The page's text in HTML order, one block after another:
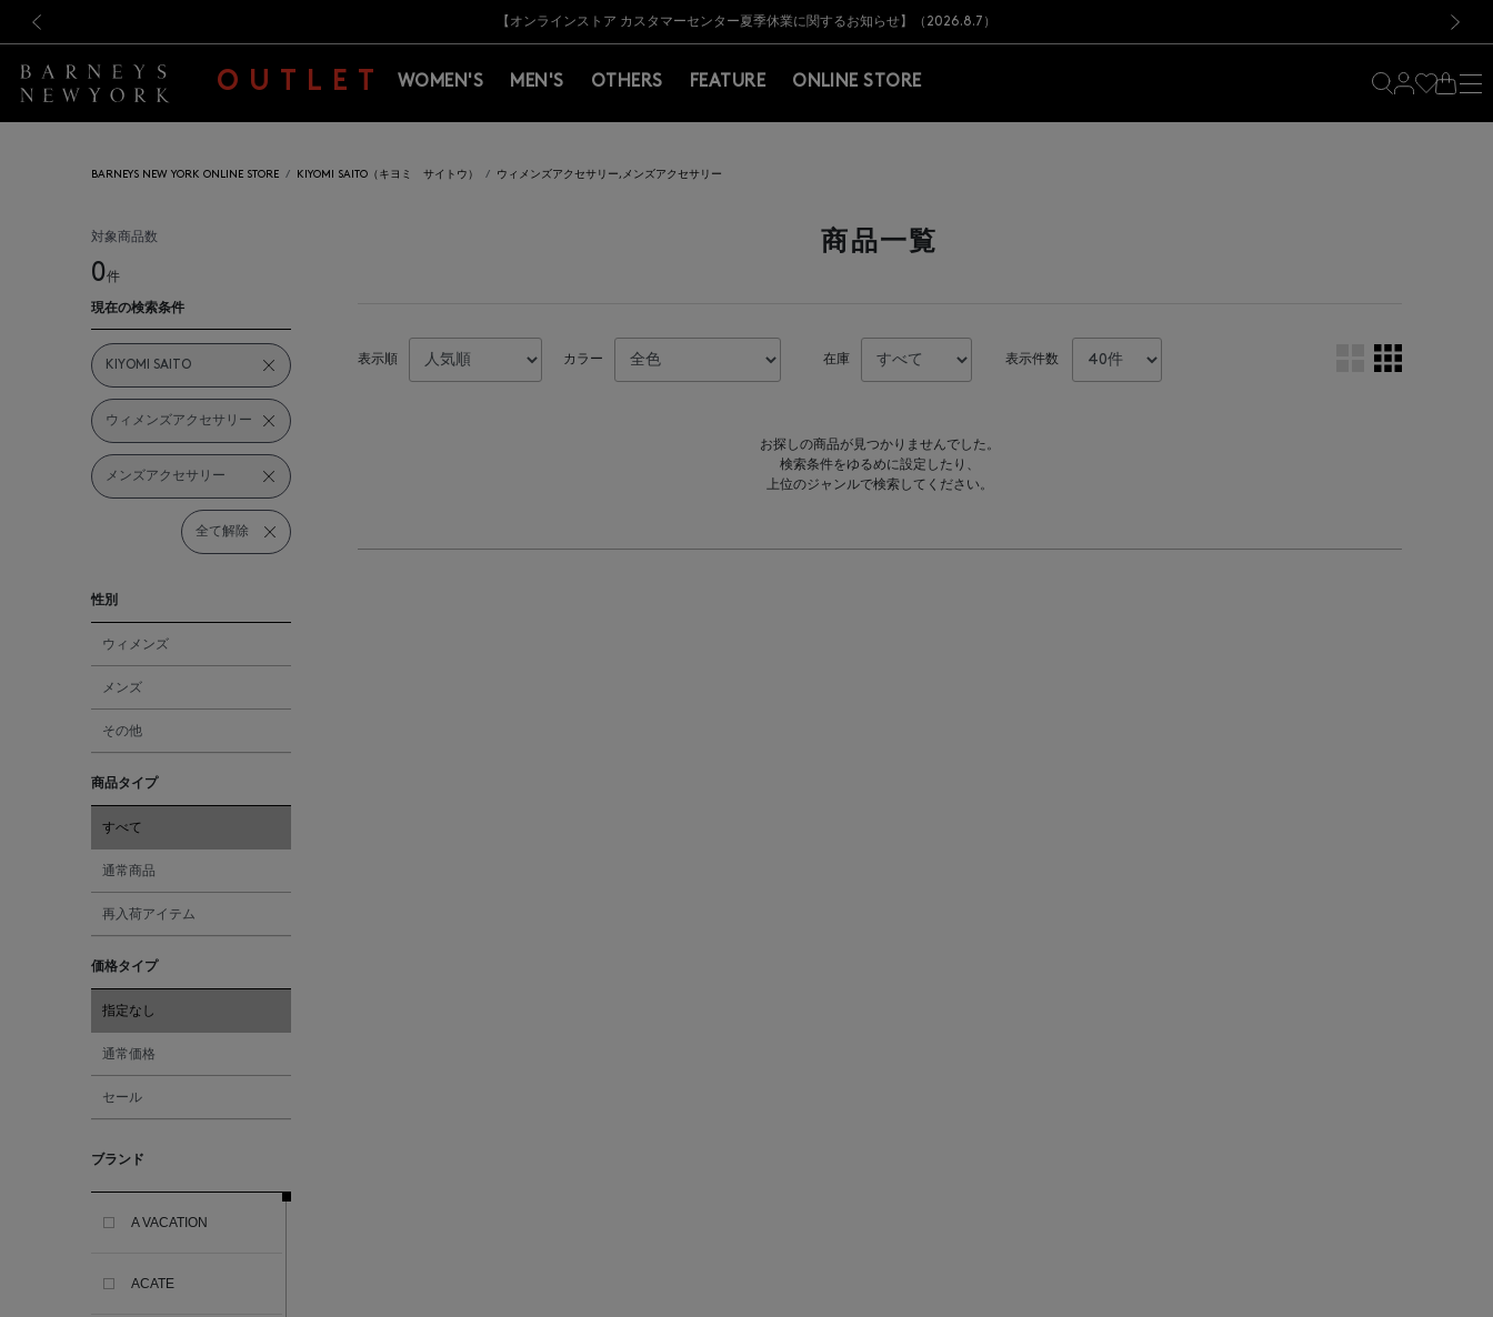
新規登録のお客様も対象！＜MY BARNEYS＞会員のお客様は11,000円（税込）以上のお買上げで常時送料無料！お買い物の際は会員登録を！
【夏季休業に伴う出荷一時停止のお知らせ】(2026.8.7)
【オンラインストア カスタマーセンター夏季休業に関するお知らせ】（2026.8.7）
【夏季休業に伴う返品・交換承り一時停止のお知らせ】（2026.8.5）
熊本県を中心とした地震の影響によるお荷物のお届けについて
【開催中】SUMMER SALEのご案内・ご注意事項
新規登録のお客様も対象！＜MY BARNEYS＞会員のお客様は11,000円（税込）以上のお買上げで常時送料無料！お買い物の際は会員登録を！
【夏季休業に伴う出荷一時停止のお知らせ】(2026.8.7)
OUTLET WOMEN'S MEN'S OTHERS FEATURE ONLINE STORE
BARNEYS NEW YORK ONLINE STORE KIYOMI SAITO（キヨミ サイトウ） ウィメンズアクセサリー,メンズアクセサリー
対象商品数
0件
現在の検索条件
KIYOMI SAITO
ウィメンズアクセサリー
メンズアクセサリー
全て解除
性別
ウィメンズ
メンズ
その他
商品タイプ
すべて
通常商品
再入荷アイテム
価格タイプ
指定なし
通常価格
セール
ブランド
A VACATION
ACATE
商品一覧
表示順 カラー 在庫 表示件数
お探しの商品が見つかりませんでした。
検索条件をゆるめに設定したり、
上位のジャンルで検索してください。